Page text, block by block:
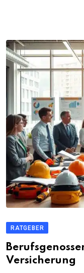
RATGEBER
Versicherung